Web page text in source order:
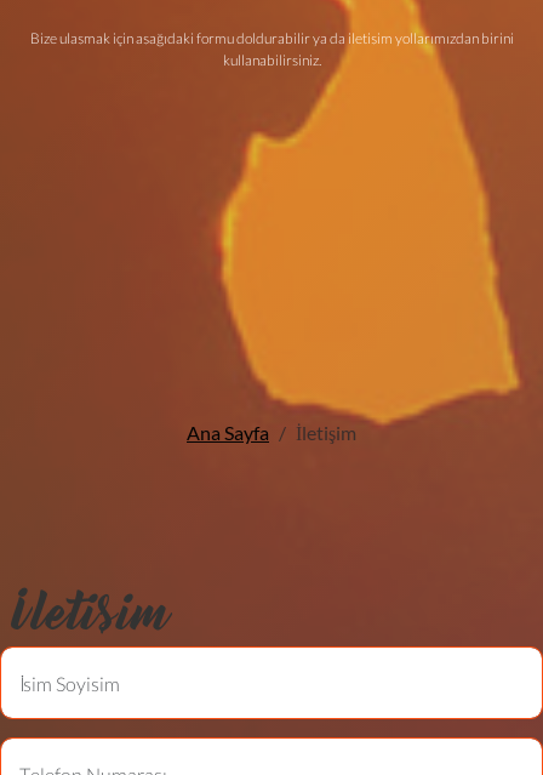
Bize ulaşmak için aşağıdaki formu doldurabilir ya da iletişim yollarımızdan birini
kullanabilirsiniz.
Ana Sayfa İletişim
İletişim